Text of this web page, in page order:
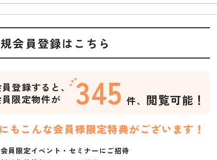
会員登録はこちら
登録すると、
限定物件が
345 件、 閲覧可能！
もこんな会員様限定特典がございます！
会員限定イベント・セミナーにご招待